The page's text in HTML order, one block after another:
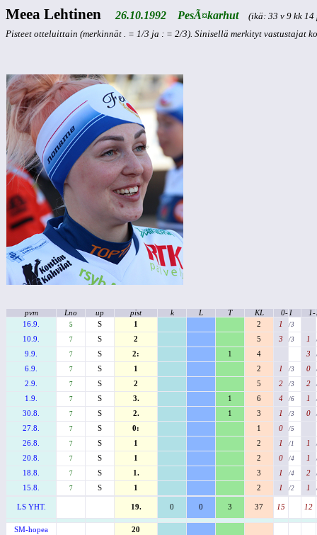
Meea Lehtinen26.10.1992 PesÃ¤karhut
(ikä: 33 v 9 kk 14
Pisteet otteluittain (merkinnät . = 1/3 ja : = 2/3). Sinisellä merkityt vastustajat
pvm Lno up pist k L T KL 0-1 1-
16.9.
5 S 1 2 1 /3
10.9. 7 S 2 5 3 /3 1
9.9. 7 S 2: 1 4 3
6.9. 7 S 1 2 1 /3 0
2.9. 7 S 2 5 2 /3 2
1.9. 7 S 3. 1 6 4 /6 1
30.8. 7 S 2. 1 3 1 /3 0
27.8. 7 S 0: 1 0 /5
26.8. 7 S 1 2 1 /1 1
20.8. 7 S 1 2 0 /4 1
18.8. 7 S 1. 3 1 /4 2
15.8. 7 S 1 2 1 /2 1
LS YHT. 19. 0 0 3 37 15 12
SM-hopea
20